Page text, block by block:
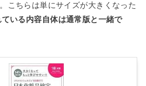
こちらは単にサイズが大きくなった
いる内容自体は通常版と一緒で